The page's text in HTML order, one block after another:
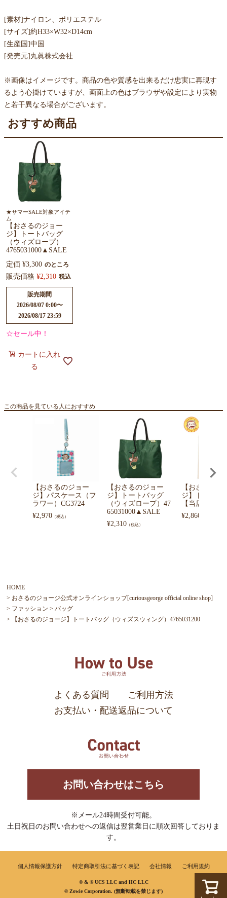
[素材]ナイロン、ポリエステル
[サイズ]約H33×W32×D14cm
[生産国]中国
[発売元]丸眞株式会社
※画像はイメージです。商品の色や質感を出来るだけ忠実に再現す
るよう心掛けていますが、画面上の色はブラウザや設定により実物
と若干異なる場合がございます。
おすすめ商品
★サマーSALE対象アイテ
ム
【おさるのジョー
ジ】トートバッグ
（ウィズロープ）
4765031000▲SALE
定価 ¥3,300 のところ
販売価格 ¥2,310 税込
販売期間
2026/08/07 0:00〜
2026/08/17 23:59
☆セール中！
カートに入れ
る
この商品を見ている人におすすめ
【おさるのジョー
ジ】パスケース（フ
ラワー）CG3724
¥2,970 （税込）
【おさるのジョー
ジ】トートバッグ
（ウィズロープ）47
65031000▲SALE
¥2,310 （税込）
【おさるのジ
ジ】トートバ
【当店オリジ
¥2,860
HOME
おさるのジョージ公式オンラインショップ[curiousgeorge official online shop]
ファッション
バッグ
【おさるのジョージ】トートバッグ（ウィズスウィング）4765031200
よくある質問
ご利用方法
お支払い・配送返品について
お問い合わせはこちら
※メール24時間受付可能。
土日祝日のお問い合わせへの返信は翌営業日に順次回答しておりま
す。
個人情報保護方針 特定商取引法に基づく表記 会社情報 ご利用規約
© & ® UCS LLC and HC LLC
© Zowie Corporation. (無断転載を禁じます)